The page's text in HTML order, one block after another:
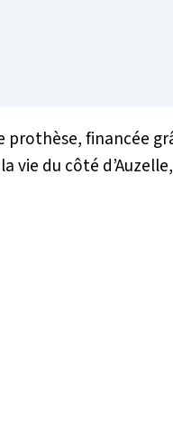
prothèse, financée
vie du côté d’Auzelle,